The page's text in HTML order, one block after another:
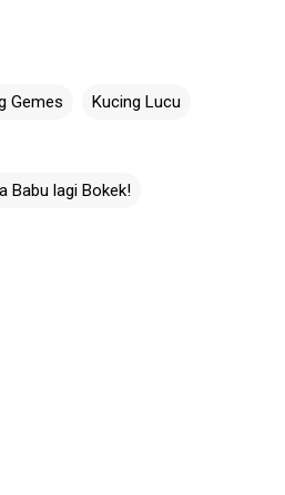
Gemes Kucing Lucu
Babu lagi Bokek!